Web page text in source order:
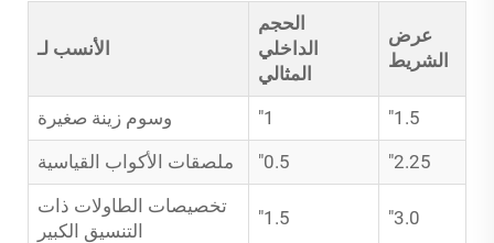
عرض
الشريط
الحجم
الداخلي
المثالي
الأنسب لـ
1.5"
1"
وسوم زينة صغيرة
2.25"
0.5" ملصقات الأكواب القياسية
3.0"
1.5"
تخصيصات الطاولات ذات
التنسيق الكبير